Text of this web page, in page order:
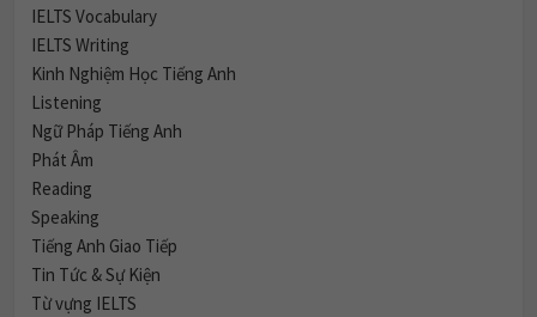
IELTS Vocabulary
IELTS Writing
Kinh Nghiệm Học Tiếng Anh
Listening
Ngữ Pháp Tiếng Anh
Phát Âm
Reading
Speaking
Tiếng Anh Giao Tiếp
Tin Tức & Sự Kiện
Từ vựng IELTS